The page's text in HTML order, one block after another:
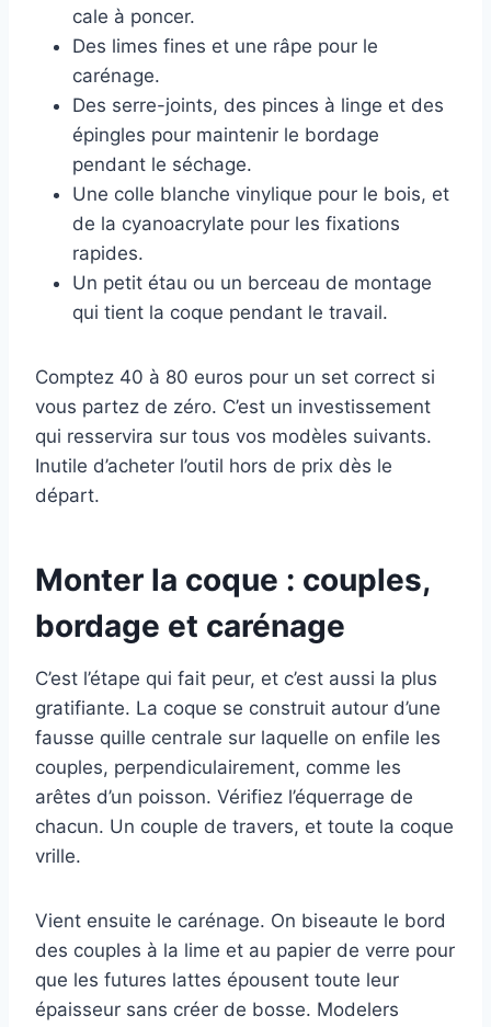
cale à poncer.
Des limes fines et une râpe pour le
carénage.
Des serre-joints, des pinces à linge et des
épingles pour maintenir le bordage
pendant le séchage.
Une colle blanche vinylique pour le bois, et
de la cyanoacrylate pour les fixations
rapides.
Un petit étau ou un berceau de montage
qui tient la coque pendant le travail.
Comptez 40 à 80 euros pour un set correct si
vous partez de zéro. C’est un investissement
qui resservira sur tous vos modèles suivants.
Inutile d’acheter l’outil hors de prix dès le
départ.
Monter la coque : couples,
bordage et carénage
C’est l’étape qui fait peur, et c’est aussi la plus
gratifiante. La coque se construit autour d’une
fausse quille centrale sur laquelle on enfile les
couples, perpendiculairement, comme les
arêtes d’un poisson. Vérifiez l’équerrage de
chacun. Un couple de travers, et toute la coque
vrille.
Vient ensuite le carénage. On biseaute le bord
des couples à la lime et au papier de verre pour
que les futures lattes épousent toute leur
épaisseur sans créer de bosse. Modelers